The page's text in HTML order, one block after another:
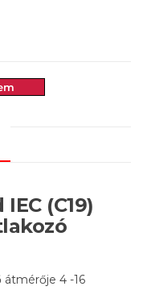
(C19)
átmérője 4 -16